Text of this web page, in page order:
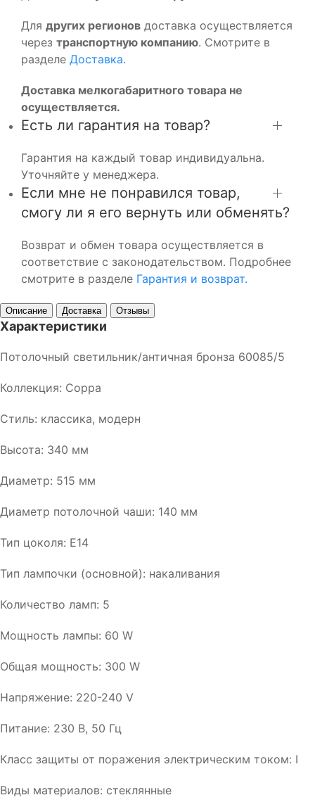
Для других регионов доставка осуществляется
через транспортную компанию. Смотрите в
разделе Доставка.
Доставка мелкогабаритного товара не
осуществляется.
Есть ли гарантия на товар?
Гарантия на каждый товар индивидуальна.
Уточняйте у менеджера.
Если мне не понравился товар,
смогу ли я его вернуть или обменять?
Возврат и обмен товара осуществляется в
соответствие с законодательством. Подробнее
смотрите в разделе Гарантия и возврат.
Описание Доставка Отзывы
Характеристики
Потолочный светильник/античная бронза 60085/5
Коллекция: Coppa
Стиль: классика, модерн
Высота: 340 мм
Диаметр: 515 мм
Диаметр потолочной чаши: 140 мм
Тип цоколя: E14
Тип лампочки (основной): накаливания
Количество ламп: 5
Мощность лампы: 60 W
Общая мощность: 300 W
Напряжение: 220-240 V
Питание: 230 В, 50 Гц
Класс защиты от поражения электрическим током: I
Виды материалов: cтеклянные